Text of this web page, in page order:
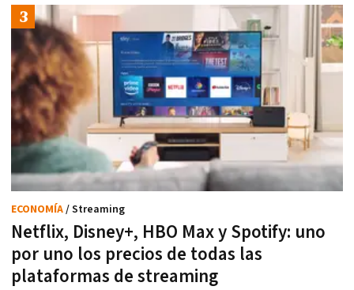
Netflix, Disney+, HBO Max y Spotify: uno
por uno los precios de todas las
plataformas de streaming
ECONOMÍA/ Streaming